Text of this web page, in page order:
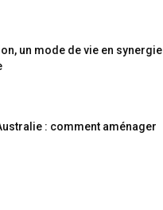
un mode de vie en synergie
: comment aménager